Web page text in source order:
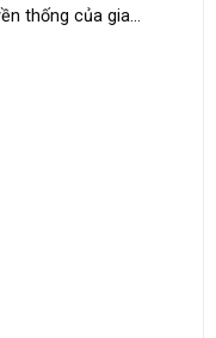
thống của gia...